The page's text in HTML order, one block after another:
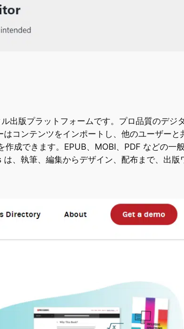
出版プラットフォームです。プロ品質のデジ
コンテンツをインポートし、他のユーザーと
成できます。EPUB、MOBI、PDF などの一
、執筆、編集からデザイン、配布まで、出版